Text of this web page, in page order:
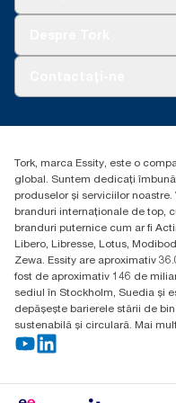
combinate cu datele de
Essity Hungary Kft.
Budakeszi út 51.
Tork, marca Essity, este o
global. Suntem dedicați
produselor și serviciilor
branduri internaționale de top,
branduri puternice cum ar fi
Libero, Libresse, Lotus,
Zewa. Essity are aproximativ
fost de aproximativ 146 de
sediul în Stockholm, Suedia și
depășește barierele stării de
sustenabilă și circulară. Mai